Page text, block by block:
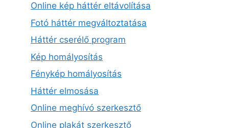
Online kép háttér eltávolítása
Fotó háttér megváltoztatása
Háttér cserélő program
Kép homályosítás
Fénykép homályosítás
Háttér elmosása
Online meghívó szerkesztő
Online plakát szerkesztő